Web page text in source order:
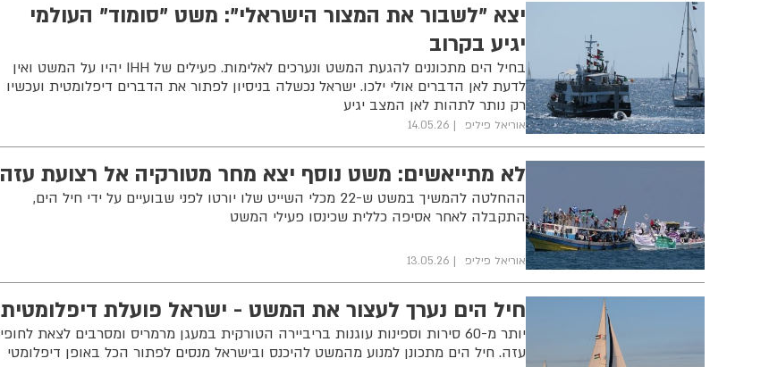
יצא "לשבור את המצור הישראלי": משט "סומוד" העולמי
יגיע בקרוב
בחיל הים מתכוננים להגעת המשט ונערכים לאלימות. פעילים של IHH יהיו על המשט ואין
לדעת לאן הדברים אולי ילכו. ישראל נכשלה בניסיון לפתור את הדברים דיפלומטית ועכשיו
רק נותר לתהות לאן המצב יגיע
אוריאל פיליפ 14.05.26
לא מתייאשים: משט נוסף יצא מחר מטורקיה אל רצועת עזה
ההחלטה להמשיך במשט ש-22 מכלי השייט שלו יורטו לפני שבועיים על ידי חיל הים,
התקבלה לאחר אסיפה כללית שכינסו פעילי המשט
אוריאל פיליפ 13.05.26
חיל הים נערך לעצור את המשט - ישראל פועלת דיפלומטית
יותר מ-60 סירות וספינות עוגנות בריביירה הטורקית במעגן מרמריס ומסרבים לצאת לחופי
עזה. חיל הים מתכונן למנוע מהמשט להיכנס ובישראל מנסים לפתור הכל באופן דיפלומטי